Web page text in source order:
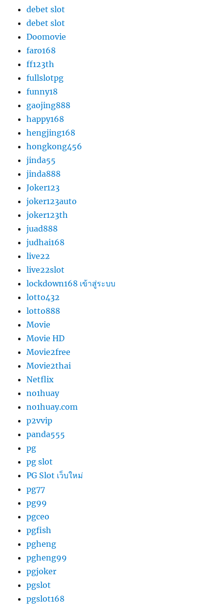
debet slot
debet slot
Doomovie
faro168
ff123th
fullslotpg
funny18
gaojing888
happy168
hengjing168
hongkong456
jinda55
jinda888
Joker123
joker123auto
joker123th
juad888
judhai168
live22
live22slot
lockdown168 เข้าสู่ระบบ
lotto432
lotto888
Movie
Movie HD
Movie2free
Movie2thai
Netflix
no1huay
no1huay.com
p2vvip
panda555
pg
pg slot
PG Slot เว็บใหม่
pg77
pg99
pgceo
pgfish
pgheng
pgheng99
pgjoker
pgslot
pgslot168